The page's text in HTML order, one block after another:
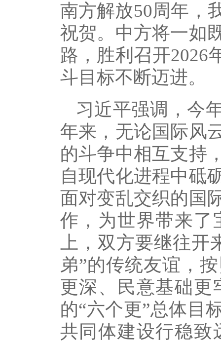
南方解放50周年，
祝贺。中方将一如
路，胜利召开2026
斗目标不断迈进。
习近平强调，今
年来，无论国际风
的斗争中相互支持
自现代化进程中砥
面对变乱交织的国
作，为世界带来了
上，双方要继往
弟”的传统友谊，
更深、民意基础更
的“六个更”总体目
共同体建设行稳致